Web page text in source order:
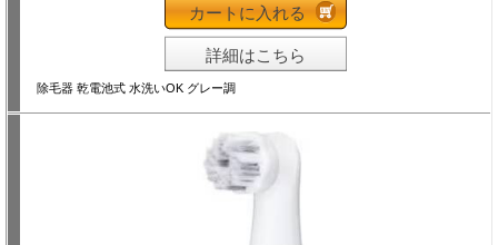
カートに入れる
詳細はこちら
除毛器 乾電池式 水洗いOK グレー調